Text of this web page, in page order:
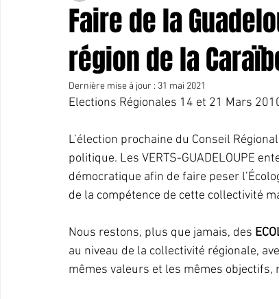
Faire de la
région de la
Dernière mise à jour : 31 mai 2021
Elections Régionales 14 et 21 Mars
L’élection prochaine du Conseil
politique. Les VERTS-GUADELOUPE
démocratique afin de faire peser
de la compétence de cette collectivité
Nous restons, plus que jamais, des
au niveau de la collectivité régionale,
mêmes valeurs et les mêmes objectifs,